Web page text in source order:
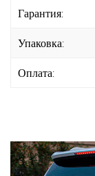
Гарантия:
Упаковка:
Оплата: